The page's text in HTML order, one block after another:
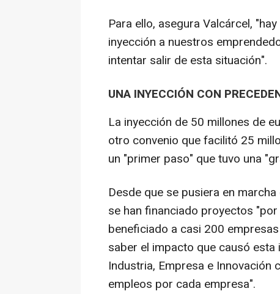
Para ello, asegura Valcárcel,
inyección a nuestros
intentar salir de esta situación".
UNA INYECCIÓN CON
La inyección de 50 millones de
otro convenio que facilitó 25
un "primer paso" que tuvo una
Desde que se pusiera en
se han financiado proyectos
beneficiado a casi 200
saber el impacto que causó
Industria, Empresa e Innovación
empleos por cada empresa".